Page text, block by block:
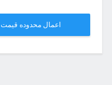
اعمال محدوده قیمت